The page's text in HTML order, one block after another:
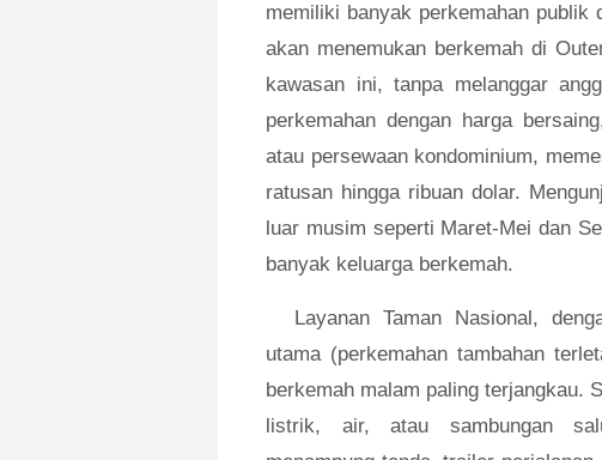
memiliki banyak perkemahan publik
akan menemukan berkemah di
kawasan ini, tanpa melanggar
perkemahan dengan harga
atau persewaan kondominium,
ratusan hingga ribuan dolar.
luar musim seperti Maret-Mei dan
banyak keluarga berkemah.
Layanan Taman Nasional,
utama (perkemahan tambahan
berkemah malam paling terjangkau.
listrik, air, atau sambungan